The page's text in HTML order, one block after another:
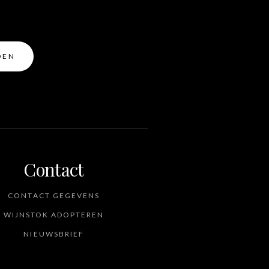
Contact
CONTACT GEGEVENS
WIJNSTOK ADOPTEREN
NIEUWSBRIEF